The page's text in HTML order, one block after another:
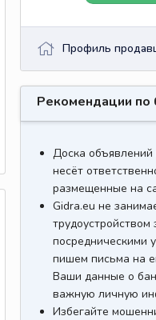
Профиль
Рекомендации по
Доска объявлений
несёт
размещенные на
Gidra.eu не
трудоустройством
посредническими
пишем письма на
Ваши данные о
важную личную
Избегайте